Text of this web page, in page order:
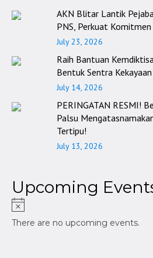
AKN Blitar Lantik
PNS, Perkuat
July 23, 2026
Raih Bantuan
Bentuk Sentra
July 14, 2026
PERINGATAN RESMI!
Palsu
Tertipu!
July 13, 2026
Upcoming
There are no upcoming events.